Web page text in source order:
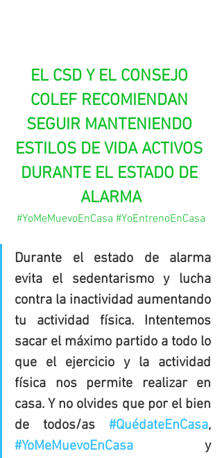
EL CSD Y EL CONSEJO
COLEF RECOMIENDAN
SEGUIR MANTENIENDO
ESTILOS DE VIDA ACTIVOS
DURANTE EL ESTADO DE
ALARMA
#YoMeMuevoEnCasa #YoEntrenoEnCasa
Durante el estado de alarma
evita el sedentarismo y lucha
contra la inactividad aumentando
tu actividad física. Intentemos
sacar el máximo partido a todo lo
que el ejercicio y la actividad
física nos permite realizar en
casa. Y no olvides que por el bien
de todos/as #QuédateEnCasa
#YoMeMuevoEnCasa
y